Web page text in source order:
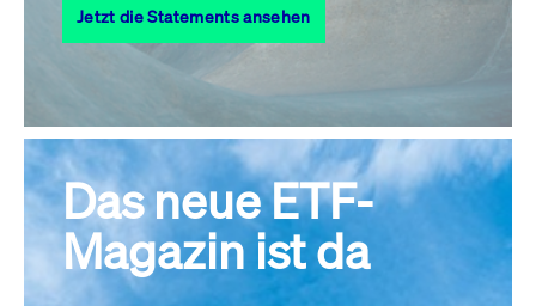
31
Alle Events
Jetzt die Statements ansehen
Das neue ETF-
Magazin ist da